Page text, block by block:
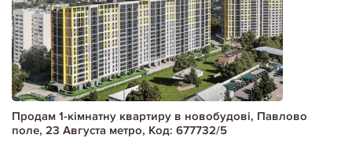
Продам 1-кімнатну квартиру в новобудові, Павлово
поле, 23 Августа метро, Код: 677732/5